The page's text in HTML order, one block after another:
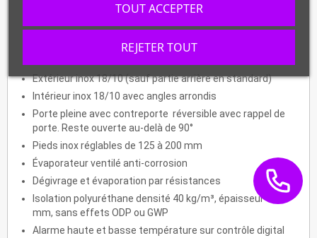
serrure enstandard
Extérieur inox 18/10 (sauf partie arrière en standard)
Intérieur inox 18/10 avec angles arrondis
Porte pleine avec contreporte réversible avec rappel de
porte. Reste ouverte au-delà de 90°
Pieds inox réglables de 125 à 200 mm
Évaporateur ventilé anti-corrosion
Dégivrage et évaporation par résistances
Isolation polyuréthane densité 40 kg/m³, épaisseur 60
mm, sans effets ODP ou GWP
Alarme haute et basse température sur contrôle digital
REJETER TOUT
TOUT ACCEPTER